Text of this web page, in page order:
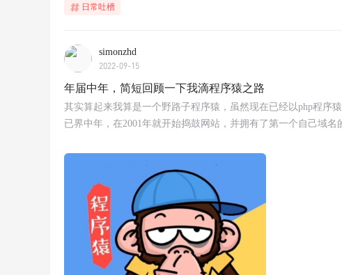
日常吐槽
simonzhd
2022-09-15
年届中年，简短回顾一下我滴程序猿之路
其实算起来我算是一个野路子程序猿，虽然现在已经以php程序
已界中年，在2001年就开始捣鼓网站，并拥有了第一个自己域